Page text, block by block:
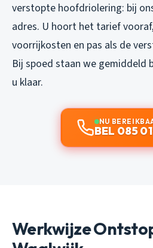
verstopte hoofdriolering: bij
adres. U hoort het tarief
voorrijkosten en pas als de
Bij spoed staan we gemiddeld
u klaar.
NU
BEL 085
Werkwijze